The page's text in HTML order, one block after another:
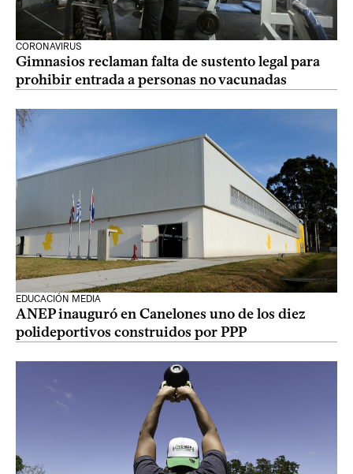
CORONAVIRUS
Gimnasios reclaman falta de sustento legal para
prohibir entrada a personas no vacunadas
EDUCACIÓN MEDIA
ANEP inauguró en Canelones uno de los diez
polideportivos construidos por PPP